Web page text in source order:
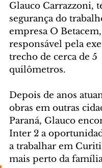
Glauco Carrazzoni,
segurança do
empresa O Betacem,
responsável pela
trecho de cerca de 5
quilômetros.
Depois de anos
obras em outras
Paraná, Glauco
Inter 2 a
a trabalhar em
mais perto da